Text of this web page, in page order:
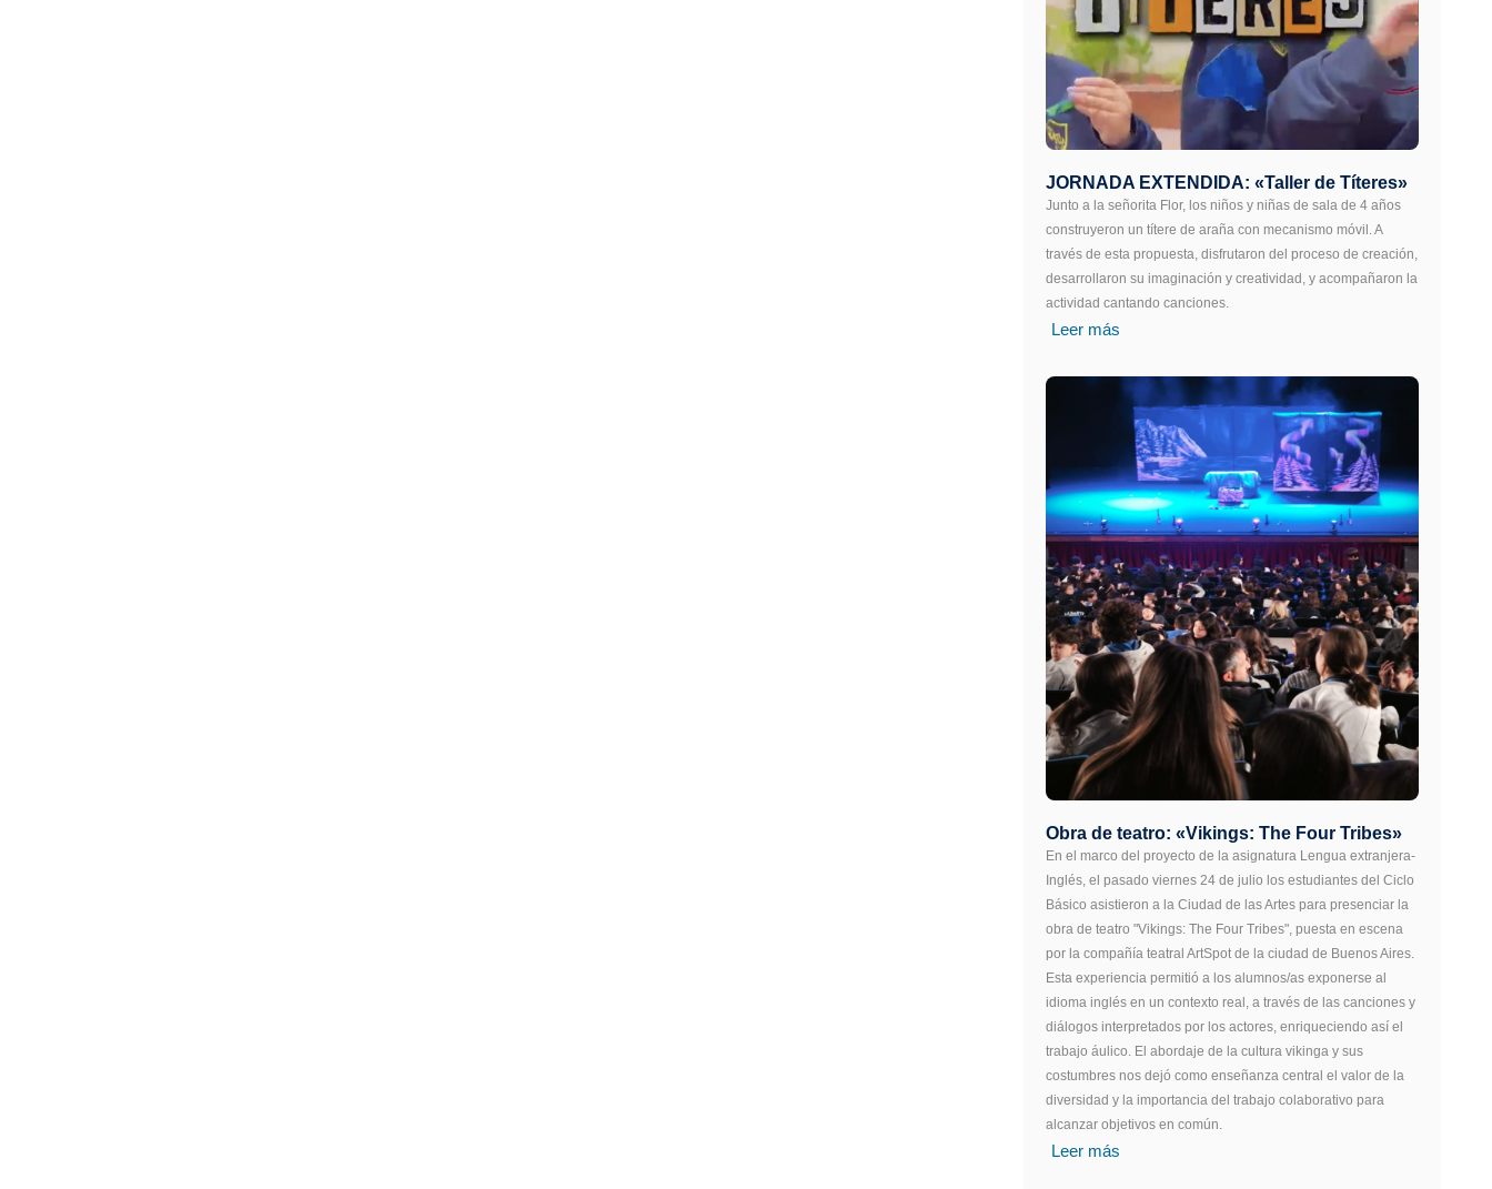
JORNADA EXTENDIDA: «Taller de Títeres»
Junto a la señorita Flor, los niños y niñas de sala de 4 años
construyeron un títere de araña con mecanismo móvil. A
través de esta propuesta, disfrutaron del proceso de creación,
desarrollaron su imaginación y creatividad, y acompañaron la
actividad cantando canciones.
Leer más
Obra de teatro: «Vikings: The Four Tribes»
En el marco del proyecto de la asignatura Lengua extranjera-
Inglés, el pasado viernes 24 de julio los estudiantes del Ciclo
Básico asistieron a la Ciudad de las Artes para presenciar la
obra de teatro "Vikings: The Four Tribes", puesta en escena
por la compañía teatral ArtSpot de la ciudad de Buenos Aires.
Esta experiencia permitió a los alumnos/as exponerse al
idioma inglés en un contexto real, a través de las canciones y
diálogos interpretados por los actores, enriqueciendo así el
trabajo áulico. El abordaje de la cultura vikinga y sus
costumbres nos dejó como enseñanza central el valor de la
diversidad y la importancia del trabajo colaborativo para
alcanzar objetivos en común.
Leer más